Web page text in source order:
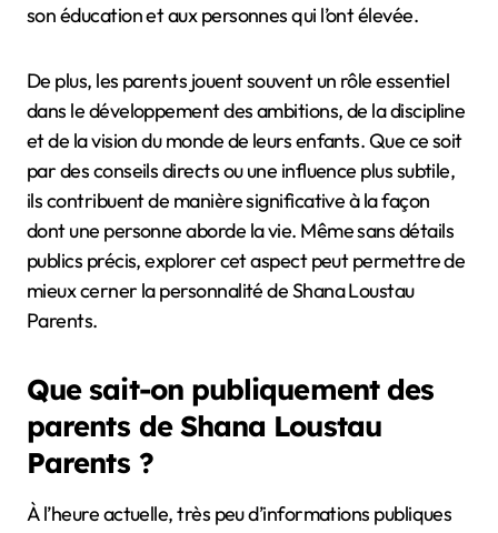
son éducation et aux personnes qui l’ont élevée.
De plus, les parents jouent souvent un rôle essentiel
dans le développement des ambitions, de la discipline
et de la vision du monde de leurs enfants. Que ce soit
par des conseils directs ou une influence plus subtile,
ils contribuent de manière significative à la façon
dont une personne aborde la vie. Même sans détails
publics précis, explorer cet aspect peut permettre de
mieux cerner la personnalité de Shana Loustau
Parents.
Que sait-on publiquement des
parents de Shana Loustau
Parents ?
À l’heure actuelle, très peu d’informations publiques